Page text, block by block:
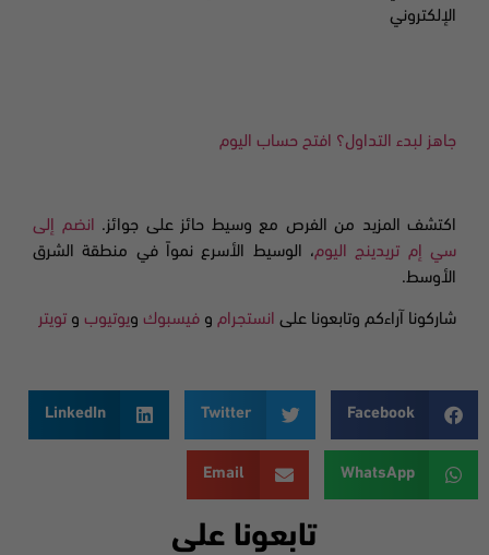
الإلكتروني
جاهز لبدء التداول؟ افتح حساب اليوم
اكتشف المزيد من الفرص مع وسيط حائز على جوائز.
انضم إلى
سي إم تريدينج اليوم، الوسيط الأسرع نمواً في منطقة الشرق
الأوسط.
شاركونا آراءكم وتابعونا على انستجرام و فيسبوك ويوتيوب و تويتر
Facebook
Twitter
LinkedIn
WhatsApp
Email
تابعونا على